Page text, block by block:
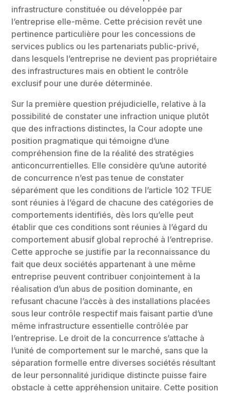
infrastructure constituée ou développée par
l’entreprise elle-même. Cette précision revêt une
pertinence particulière pour les concessions de
services publics ou les partenariats public-privé,
dans lesquels l’entreprise ne devient pas propriétaire
des infrastructures mais en obtient le contrôle
exclusif pour une durée déterminée.
Sur la première question préjudicielle, relative à la
possibilité de constater une infraction unique plutôt
que des infractions distinctes, la Cour adopte une
position pragmatique qui témoigne d’une
compréhension fine de la réalité des stratégies
anticoncurrentielles. Elle considère qu’une autorité
de concurrence n’est pas tenue de constater
séparément que les conditions de l’article 102 TFUE
sont réunies à l’égard de chacune des catégories de
comportements identifiés, dès lors qu’elle peut
établir que ces conditions sont réunies à l’égard du
comportement abusif global reproché à l’entreprise.
Cette approche se justifie par la reconnaissance du
fait que deux sociétés appartenant à une même
entreprise peuvent contribuer conjointement à la
réalisation d’un abus de position dominante, en
refusant chacune l’accès à des installations placées
sous leur contrôle respectif mais faisant partie d’une
même infrastructure essentielle contrôlée par
l’entreprise. Le droit de la concurrence s’attache à
l’unité de comportement sur le marché, sans que la
séparation formelle entre diverses sociétés résultant
de leur personnalité juridique distincte puisse faire
obstacle à cette appréhension unitaire. Cette position